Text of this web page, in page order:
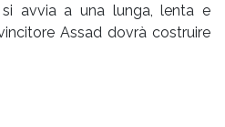
avvia a una lunga, lenta e
Assad dovrà costruire